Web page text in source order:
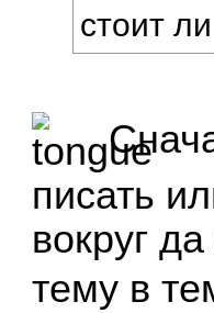
стоит
писать
вокруг
тему в